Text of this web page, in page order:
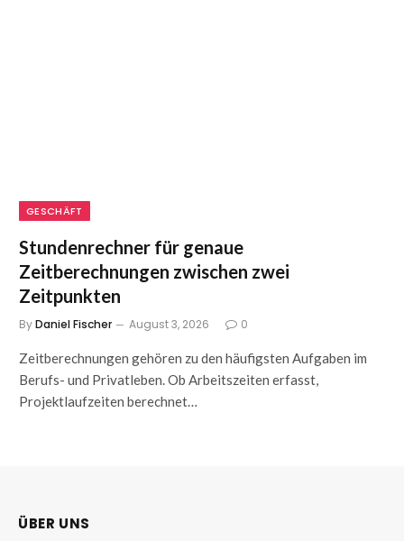
GESCHÄFT
Stundenrechner für genaue
Zeitberechnungen zwischen zwei
Zeitpunkten
ByDaniel Fischer August 3, 2026 0
Zeitberechnungen gehören zu den häufigsten Aufgaben im
Berufs- und Privatleben. Ob Arbeitszeiten erfasst,
Projektlaufzeiten berechnet…
ÜBER UNS